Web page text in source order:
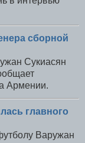
сборной
Сукиасян
Армении.
главного
Варужан